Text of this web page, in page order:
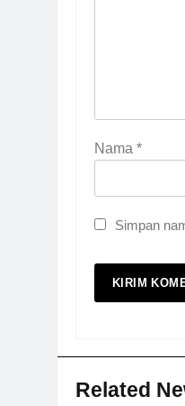
Nama *
Simpan
Related